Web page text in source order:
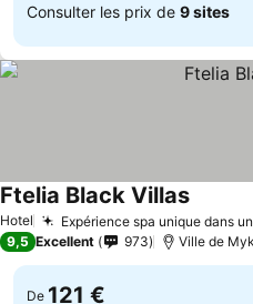
Consulter les prix de 9 sites
Hotel Expérience spa unique dans
Ftelia Black Villas
9,5 Excellent 973 Ville de
De 121 €